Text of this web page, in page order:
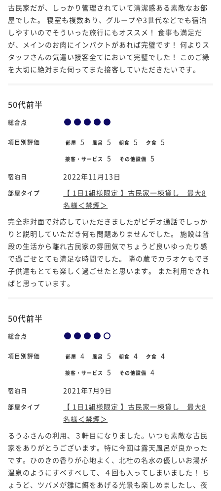
古民家だが、しっかり管理されていて清潔感ある素敵なお部
屋でした。 寝室も複数あり、グループや3世代などでも宿泊
しやすいのでそういった旅行にもオススメ！ 食事も満足だ
が、メインのお肉にインパクトがあれば完璧です！ 何よりス
タッフさんの気遣い接客全てにおいて完璧でした！ このご縁
を大切に絶対また伺ってまた接客していただきたいです。
50代前半
総合点
項目別評価 部屋 5 風呂 5 朝食 5 夕食 5
接客・サービス 5 その他設備 5
宿泊日 2022年11月13日
部屋タイプ
【 1日1組様限定 】古民家一棟貸し 最大8
名様＜禁煙＞
完全非対面で対応していただきましたがビデオ通話でしっか
りと説明していただき何も問題ありませんでした。 施設は普
段の生活から離れ古民家の雰囲気でちょうど良いゆったり感
で過ごせとても満足な時間でした。 隣の蔵でカラオケもでき
子供達もとても楽しく過ごせたと思います。 また利用できれ
ばと思っています。
50代前半
総合点
項目別評価 部屋 4 風呂 5 朝食 4 夕食 4
接客・サービス 5 その他設備 4
宿泊日 2021年7月9日
部屋タイプ
【 1日1組様限定 】古民家一棟貸し 最大8
名様＜禁煙＞
るうふさんの利用、３軒目になりました。いつも素敵な古民
家をありがとうございます。特に今回は露天風呂が良かった
です。ひのきの香りが心地よく、北杜の名水の優しいお湯が
温泉のようにすべすべして、４回も入ってしまいました！ ち
ょうど、ツバメが雛に餌をあげる光景も楽しめましたし、夜